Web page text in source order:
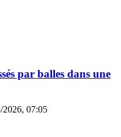
par balles dans une
2026, 07:05